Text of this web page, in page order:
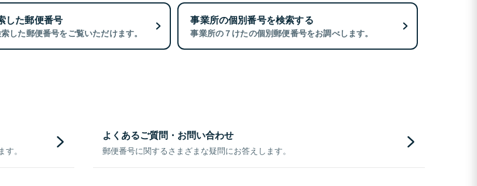
した郵便番号
した郵便番号をご覧いただけます。
事業所の個別番号を検索する
事業所の７けたの個別郵便番号をお調べします。
。
よくあるご質問・お問い合わせ
郵便番号に関するさまざまな疑問にお答えします。